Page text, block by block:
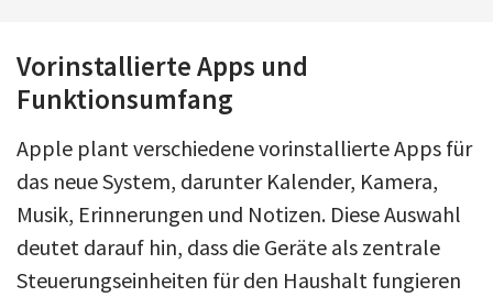
Vorinstallierte Apps und
Funktionsumfang
Apple plant verschiedene vorinstallierte Apps für
das neue System, darunter Kalender, Kamera,
Musik, Erinnerungen und Notizen. Diese Auswahl
deutet darauf hin, dass die Geräte als zentrale
Steuerungseinheiten für den Haushalt fungieren